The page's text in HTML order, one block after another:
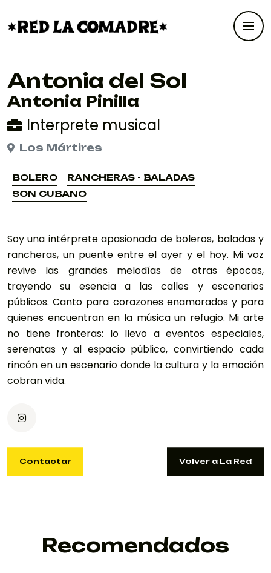
Antonia del Sol
Antonia Pinilla
Interprete musical
Los Mártires
BOLERO
BOLERO
RANCHERAS - BALADAS
RANCHERAS - BALADAS
SON CUBANO
SON CUBANO
Soy una intérprete apasionada de boleros, baladas y
rancheras, un puente entre el ayer y el hoy. Mi voz
revive las grandes melodías de otras épocas,
trayendo su esencia a las calles y escenarios
públicos. Canto para corazones enamorados y para
quienes encuentran en la música un refugio. Mi arte
no tiene fronteras: lo llevo a eventos especiales,
serenatas y al espacio público, convirtiendo cada
rincón en un escenario donde la cultura y la emoción
cobran vida.
Contactar
Volver a La Red
Recomendados